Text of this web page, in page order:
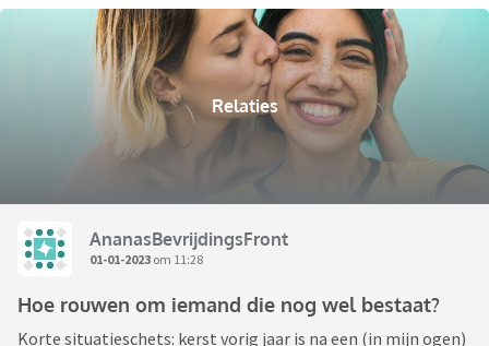
Relaties
AnanasBevrijdingsFront
01-01-2023 om 11:28
Hoe rouwen om iemand die nog wel bestaat?
Korte situatieschets: kerst vorig jaar is na een (in mijn ogen)